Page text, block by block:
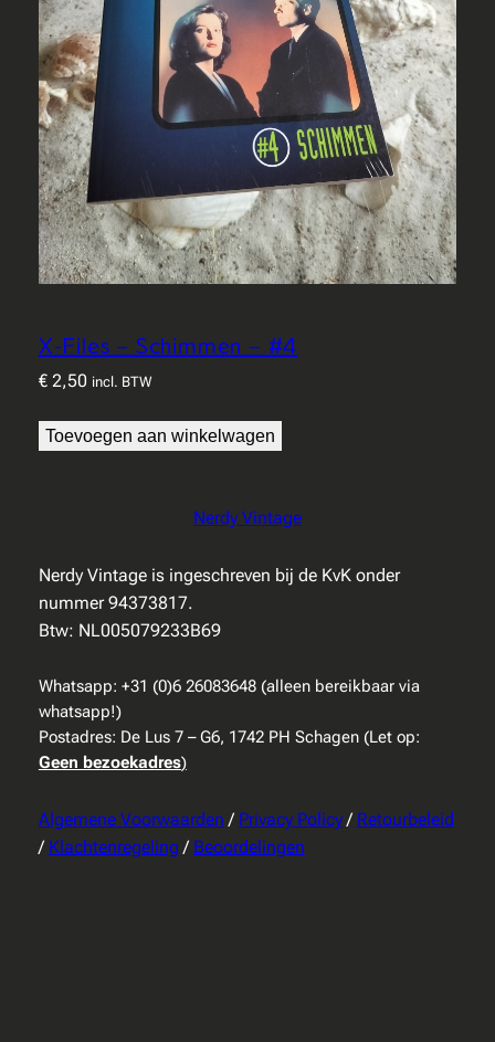
X-Files – Schimmen – #4
€2,50 incl. BTW
Toevoegen aan winkelwagen
Nerdy Vintage
Nerdy Vintage is ingeschreven bij de KvK onder
nummer 94373817.
Btw: NL005079233B69
Whatsapp: +31 (0)6 26083648 (alleen bereikbaar via
whatsapp!)
Postadres: De Lus 7 – G6, 1742 PH Schagen (Let op:
Geen bezoekadres)
Algemene Voorwaarden / Privacy Policy/ Retourbeleid
/ Klachtenregeling / Beoordelingen